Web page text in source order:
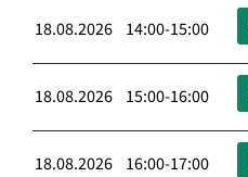
18.08.2026 14:00-15:00
18.08.2026 15:00-16:00
18.08.2026 16:00-17:00